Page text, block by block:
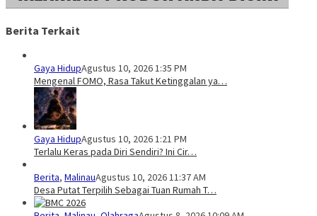
Berita Terkait
Gaya HidupAgustus 10, 2026 1:35 PM
Mengenal FOMO, Rasa Takut Ketinggalan ya…
Gaya HidupAgustus 10, 2026 1:21 PM
Terlalu Keras pada Diri Sendiri? Ini Cir…
Berita, MalinauAgustus 10, 2026 11:37 AM
Desa Putat Terpilih Sebagai Tuan Rumah T…